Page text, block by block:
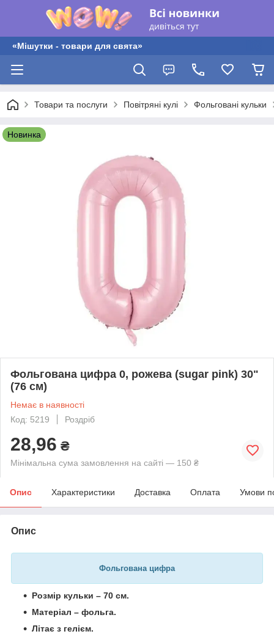
«Мішутки - товари для свята»
Товари та послуги Повітряні кулі Фольговані кульки
Новинка
Фольгована цифра 0, рожева (sugar pink) 30"
(76 см)
Немає в наявності
Код: 5219
Роздріб
28,96 ₴
Мінімальна сума замовлення на сайті — 150 ₴
Опис Характеристики Доставка Оплата Умови
Опис
Фольгована цифра
Розмір кульки – 70 см.
Матеріал – фольга.
Літає з гелієм.